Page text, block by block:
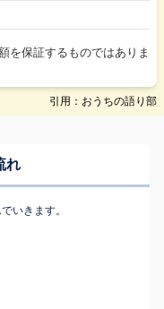
を保証するものではありま
引用：おうちの語り部
れ
いきます。